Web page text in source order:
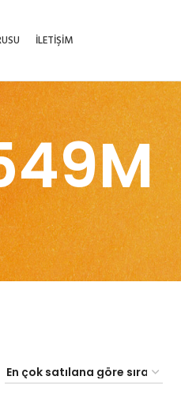
İLETİŞİM